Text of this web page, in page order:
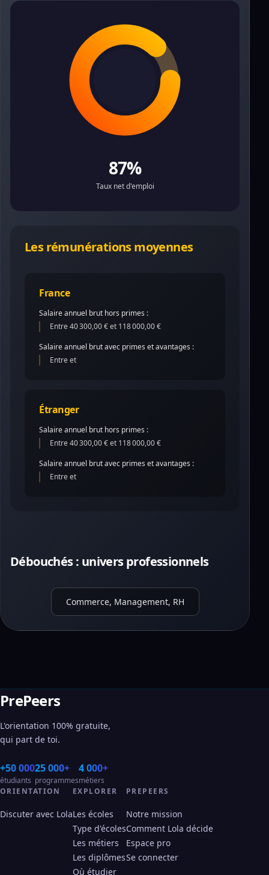
87%
Taux net d'emploi
Les rémunérations moyennes
France
Salaire annuel brut hors primes :
Entre 40 300,00 € et 118 000,00 €
Salaire annuel brut avec primes et avantages :
Entre et
Étranger
Salaire annuel brut hors primes :
Entre 40 300,00 € et 118 000,00 €
Salaire annuel brut avec primes et avantages :
Entre et
Débouchés : univers professionnels
Commerce, Management, RH
PrePeers
L'orientation 100% gratuite,
qui part de toi.
+50 000
étudiants
25 000+
programmes
4 000+
métiers
ORIENTATION
Discuter avec Lola
EXPLORER
Les écoles
Type d'écoles
Les métiers
Les diplômes
Où étudier
PREPEERS
Notre mission
Comment Lola décide
Espace pro
Se connecter